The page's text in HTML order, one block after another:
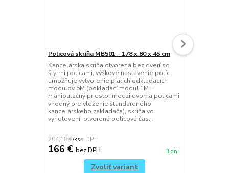
Policová skriňa MB501 - 178 x 80 x 45 cm
Kancelárska skriňa otvorená bez dverí so
štyrmi policami, výškové nastavenie políc
umožňuje vytvorenie piatich odkladacích
modulov 5M (odkladací modul 1M =
manipulačný priestor medzi dvoma policami
vhodný pre vloženie štandardného
kancelárskeho zakladača), skriňa vo
vyhotovení: otvorená policová čas...
204,18 €/ks
166 € bez DPH 3 dni
Zvoliť variant